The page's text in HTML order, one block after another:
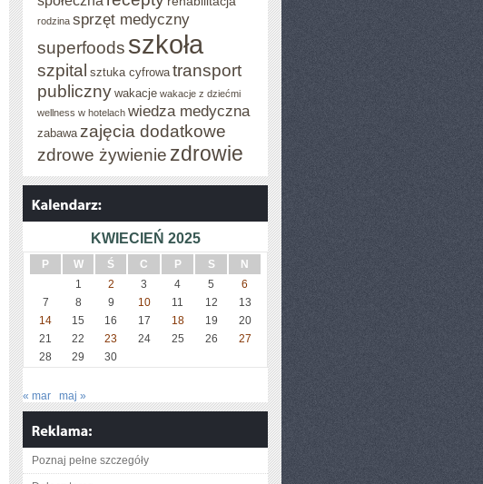
rodzina sprzęt medyczny
superfoods szkoła
szpital sztuka cyfrowa transport
publiczny wakacje wakacje z dziećmi
wellness w hotelach wiedza medyczna
zabawa zajęcia dodatkowe
zdrowe żywienie zdrowie
KWIECIEŃ 2025
P W Ś C P S
N
1
2 3 4 5
6
7
8 9 10 11 12
13
14
15 16 17 18 19
20
21
22 23 24 25 26
27
28
29 30
« mar maj »
Poznaj pełne szczegóły